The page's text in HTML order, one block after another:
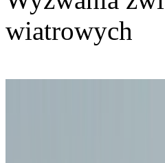
wiatrowych